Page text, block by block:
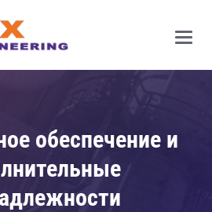
Main
обеспечение и